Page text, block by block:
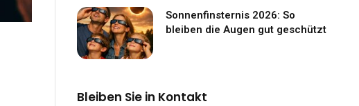
Sonnenfinsternis 2026: So
bleiben die Augen gut geschützt
Bleiben Sie in Kontakt